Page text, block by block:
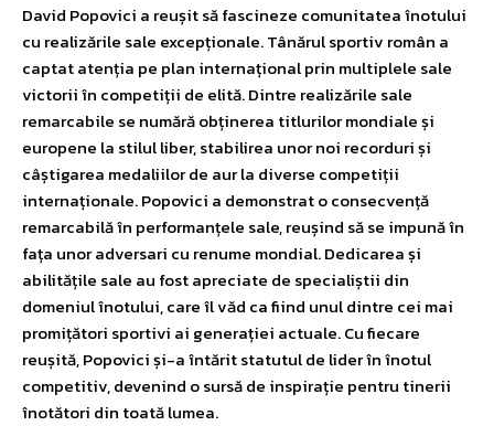
David Popovici a reușit să fascineze comunitatea înotului
cu realizările sale excepționale. Tânărul sportiv român a
captat atenția pe plan internațional prin multiplele sale
victorii în competiții de elită. Dintre realizările sale
remarcabile se numără obținerea titlurilor mondiale și
europene la stilul liber, stabilirea unor noi recorduri și
câștigarea medaliilor de aur la diverse competiții
internaționale. Popovici a demonstrat o consecvență
remarcabilă în performanțele sale, reușind să se impună în
fața unor adversari cu renume mondial. Dedicarea și
abilitățile sale au fost apreciate de specialiștii din
domeniul înotului, care îl văd ca fiind unul dintre cei mai
promițători sportivi ai generației actuale. Cu fiecare
reușită, Popovici și-a întărit statutul de lider în înotul
competitiv, devenind o sursă de inspirație pentru tinerii
înotători din toată lumea.